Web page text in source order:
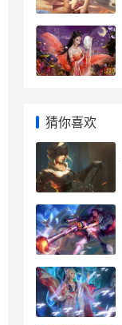
猜你喜欢